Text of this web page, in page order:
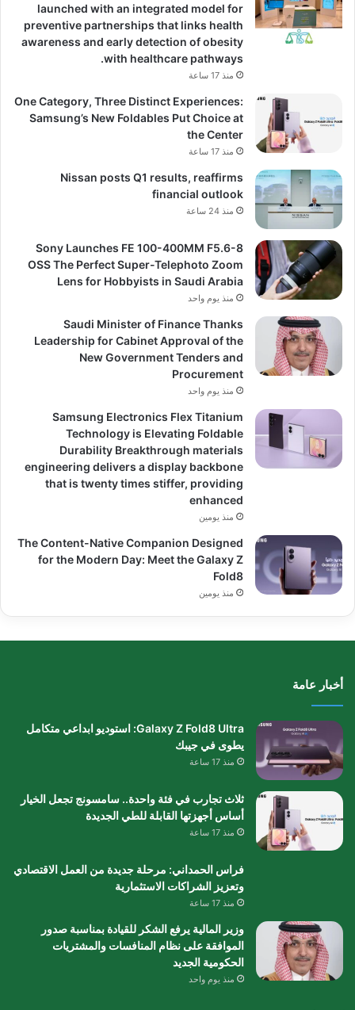
launched with an integrated model for
preventive partnerships that links health
awareness and early detection of obesity
with healthcare pathways.
منذ 17 ساعة
One Category, Three Distinct Experiences:
Samsung’s New Foldables Put Choice at
the Center
منذ 17 ساعة
Nissan posts Q1 results, reaffirms
financial outlook
منذ 24 ساعة
Sony Launches FE 100-400MM F5.6-8
OSS The Perfect Super-Telephoto Zoom
Lens for Hobbyists in Saudi Arabia
منذ يوم واحد
Saudi Minister of Finance Thanks
Leadership for Cabinet Approval of the
New Government Tenders and
Procurement
منذ يوم واحد
Samsung Electronics Flex Titanium
Technology is Elevating Foldable
Durability Breakthrough materials
engineering delivers a display backbone
that is twenty times stiffer, providing
enhanced
منذ يومين
The Content-Native Companion Designed
for the Modern Day: Meet the Galaxy Z
Fold8
منذ يومين
أخبار عامة
Galaxy Z Fold8 Ultra: استوديو ابداعي متكامل
يطوى في جيبك
منذ 17 ساعة
ثلاث تجارب في فئة واحدة.. سامسونج تجعل الخيار
أساس أجهزتها القابلة للطي الجديدة
منذ 17 ساعة
فراس الحمداني: مرحلة جديدة من العمل الاقتصادي
وتعزيز الشراكات الاستثمارية
منذ 17 ساعة
وزير المالية يرفع الشكر للقيادة بمناسبة صدور
الموافقة على نظام المنافسات والمشتريات
الحكومية الجديد
منذ يوم واحد